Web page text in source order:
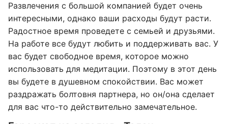
Развлечения с большой компанией будет очень
интересными, однако ваши расходы будут расти.
Радостное время проведете с семьей и друзьями.
На работе все будут любить и поддерживать вас. У
вас будет свободное время, которое можно
использовать для медитации. Поэтому в этот день
вы будете в душевном спокойствии. Вас может
раздражать болтовня партнера, но он/она сделает
для вас что-то действительно замечательное.